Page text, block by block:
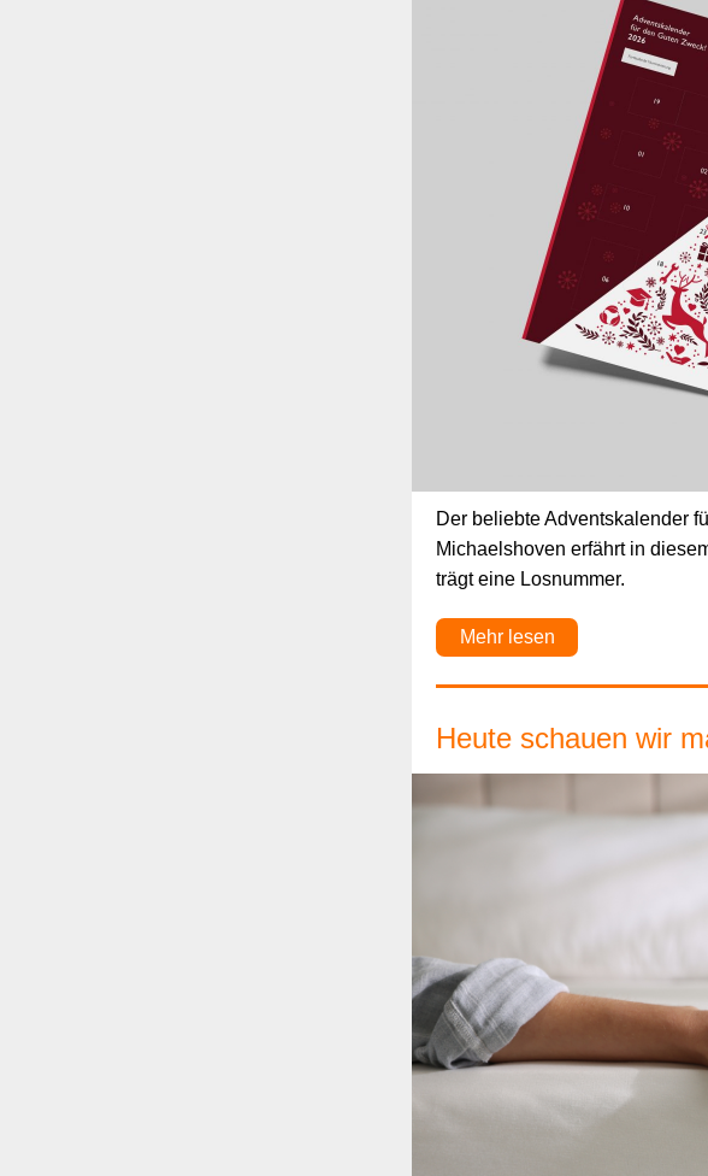
Der beliebte Adventskalender
Michaelshoven erfährt in
trägt eine Losnummer.
Mehr lesen
Heute schauen wir